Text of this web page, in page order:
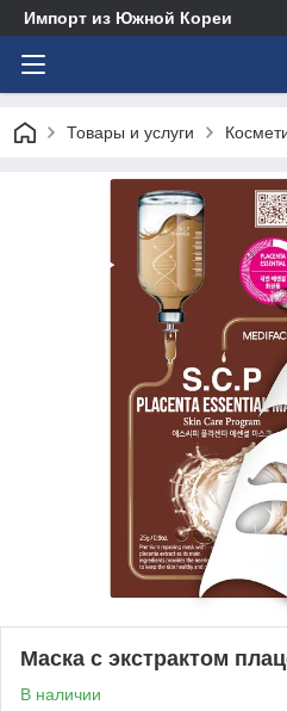
Импорт из Южной Кореи
Товары и услуги
Маска с экстрактом
В наличии